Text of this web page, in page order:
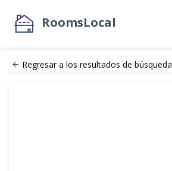
RoomsLocal
Regresar a los resultados de búsqueda